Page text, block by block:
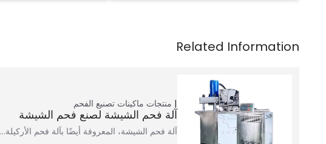
منتجات ماكينات تصنيع الفحم
آلة فحم الشيشة لصنع فحم الشيشة
آلة فحم الشيشة، المعروفة أيضًا بآلة فحم الأركيلة…